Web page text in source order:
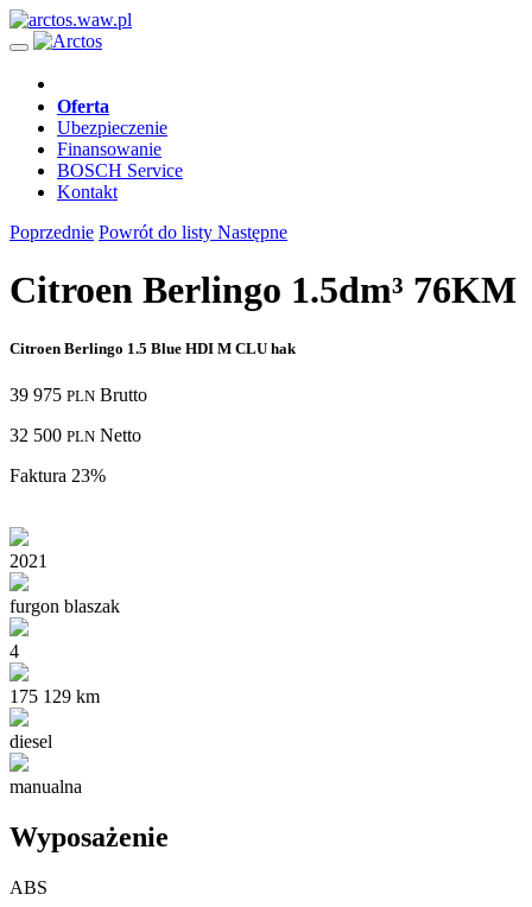
Oferta
Ubezpieczenie
Finansowanie
BOSCH Service
Kontakt
Poprzednie Powrót do listy Następne
Citroen Berlingo 1.5dm³ 76KM
Citroen Berlingo 1.5 Blue HDI M CLU hak
39 975 PLN Brutto
32 500 PLN Netto
Faktura 23%
2021
furgon blaszak
4
175 129 km
diesel
manualna
Wyposażenie
ABS